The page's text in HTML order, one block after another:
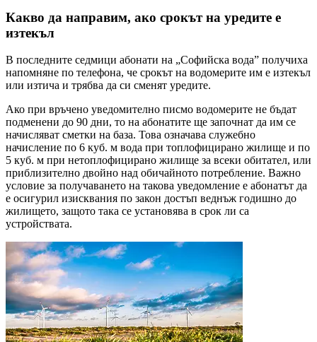
Какво да направим, ако срокът на уредите е
изтекъл
В последните седмици абонати на „Софийска вода” получиха
напомняне по телефона, че срокът на водомерите им е изтекъл
или изтича и трябва да си сменят уредите.
Ако при връчено уведомително писмо водомерите не бъдат
подменени до 90 дни, то на абонатите ще започнат да им се
начисляват сметки на база. Това означава служебно
начисление по 6 куб. м вода при топлофицирано жилище и по
5 куб. м при нетоплофицирано жилище за всеки обитател, или
приблизително двойно над обичайното потребление. Важно
условие за получаването на такова уведомление е абонатът да
е осигурил изисквания по закон достъп веднъж годишно до
жилището, защото така се установява в срок ли са
устройствата.